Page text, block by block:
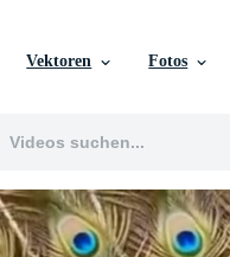
Vektoren Fotos